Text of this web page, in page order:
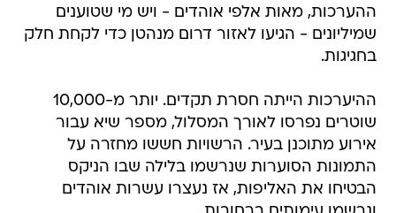
ההערכות, מאות אלפי אוהדים - ויש מי שטוענים
שמיליונים - הגיעו לאזור דרום מנהטן כדי לקחת חלק
בחגיגות.
ההיערכות הייתה חסרת תקדים. יותר מ-10,000
שוטרים נפרסו לאורך המסלול, מספר שיא עבור
אירוע מתוכנן בעיר. הרשויות חששו מחזרה על
התמונות הסוערות שנרשמו בלילה שבו הניקס
הבטיחו את האליפות, אז נעצרו עשרות אוהדים